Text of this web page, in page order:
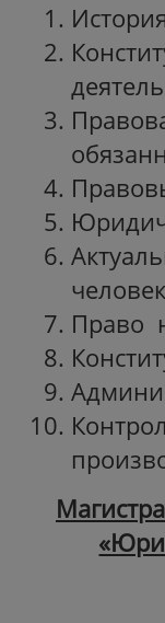
Право